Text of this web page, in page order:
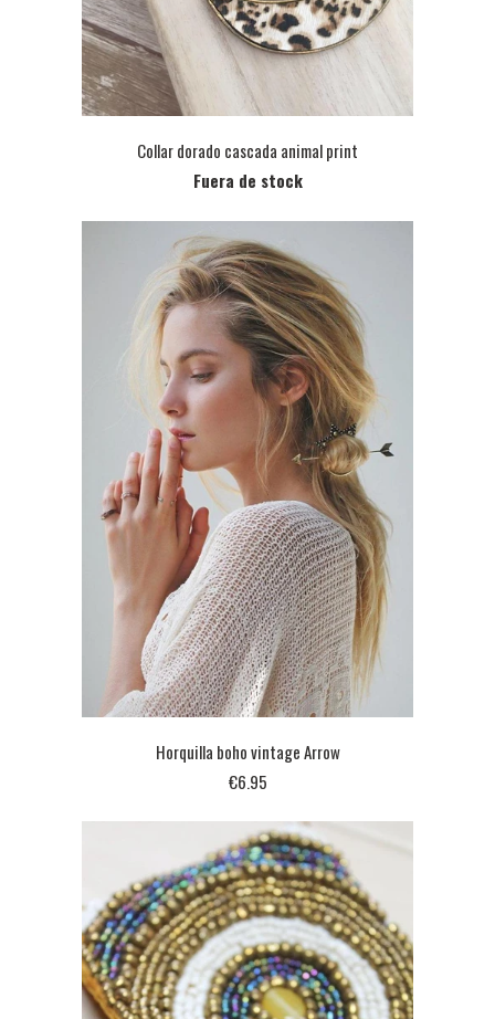
Collar dorado cascada animal print
Fuera de stock
Horquilla boho vintage Arrow
€6.95